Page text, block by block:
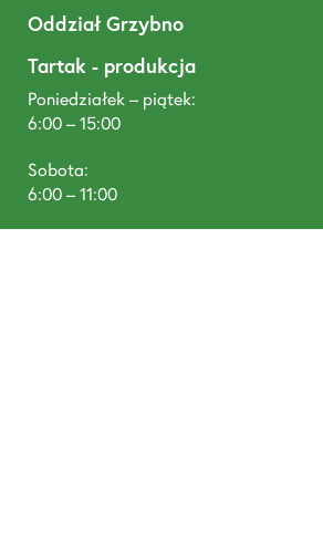
Oddział Grzybno
Tartak - produkcja
Poniedziałek – piątek:
6:00 – 15:00
Sobota:
6:00 – 11:00